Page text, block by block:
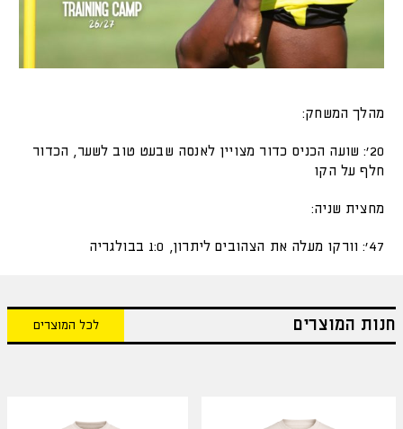
מהלך המשחק:
20': שועה הכניס כדור מצויין לאנסה שבעט טוב לשער, הכדור
חלף על הקו
מחצית שניה:
47': וורקו מעלה את הצהובים ליתרון, 1:0 בבולגריה
חנות המוצרים לכל המוצרים